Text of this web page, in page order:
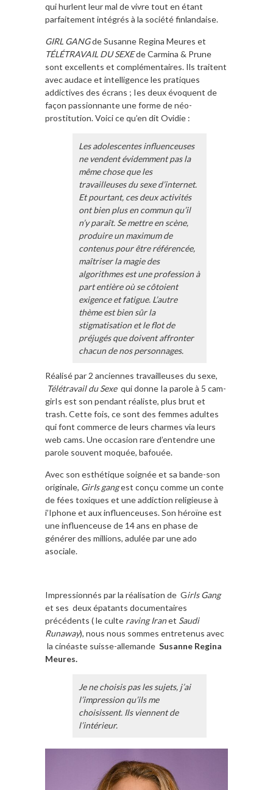
qui hurlent leur mal de vivre tout en étant
parfaitement intégrés à la société finlandaise.
GIRL GANGde Susanne Regina Meures et
TÉLÉTRAVAIL DU SEXEde Carmina & Prune
sont excellents et complémentaires. Ils traitent
avec audace et intelligence les pratiques
addictives des écrans ; Ies deux évoquent de
façon passionnante une forme de néo-
prostitution. Voici ce qu’en dit Ovidie :
Les adolescentes influenceuses
ne vendent évidemment pas la
même chose que les
travailleuses du sexe d’internet.
Et pourtant, ces deux activités
ont bien plus en commun qu’il
n’y paraît. Se mettre en scène,
produire un maximum de
contenus pour être référencée,
maîtriser la magie des
algorithmes est une profession à
part entière où se côtoient
exigence et fatigue. L’autre
thème est bien sûr la
stigmatisation et le flot de
préjugés que doivent affronter
chacun de nos personnages.
Réalisé par 2 anciennes travailleuses du sexe,
Télétravail du Sexequi donne Ia parole à 5 cam-
girIs est son pendant réaliste, plus brut et
trash. Cette fois, ce sont des femmes adultes
qui font commerce de leurs charmes via leurs
web cams. Une occasion rare d’entendre une
parole souvent moquée, bafouée.
Avec son esthétique soignée et sa bande-son
originale, GirIs gangest conçu comme un conte
de fées toxiques et une addiction religieuse à
i’Iphone et aux influenceuses. Son héroïne est
une influenceuse de 14 ans en phase de
générer des millions, adulée par une ado
asociale.
Impressionnés par la réalisation de Girls Gang
et ses deux épatants documentaires
précédents ( le culte raving Iranet Saudi
Runaway), nous nous sommes entretenus avec
la cinéaste suisse-allemande Susanne Regina
Meures.
Je ne choisis pas les sujets, j’ai
l’impression qu’ils me
choisissent. Ils viennent de
l’intérieur.